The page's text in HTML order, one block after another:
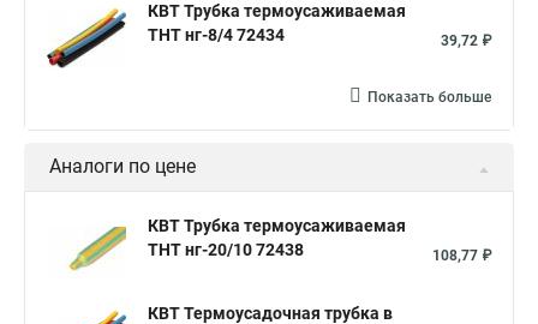
КВТ Трубка термоусаживаемая
ТНТ нг-8/4 72434
39,72 ₽
Показать больше
Аналоги по цене
КВТ Трубка термоусаживаемая
ТНТ нг-20/10 72438
108,77 ₽
КВТ Термоусадочная трубка в